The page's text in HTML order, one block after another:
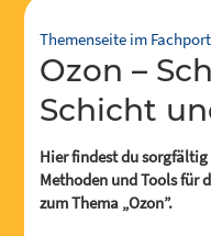
Themenseite im
Ozon – Schützende
Schicht
Hier findest du
Methoden und Tools für
zum Thema „Ozon”.